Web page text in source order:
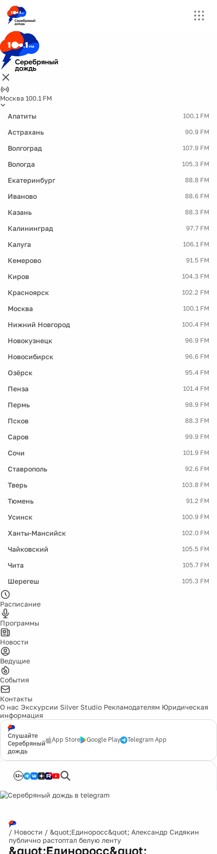
Москва 100.1 FM
Апатиты 100.1 FM
Астрахань 90.9 FM
Волгоград 107.9 FM
Вологда 105.3 FM
Екатеринбург 88.8 FM
Иваново 88.6 FM
Казань 88.3 FM
Калининград 97.7 FM
Калуга 106.1 FM
Кемерово 91.5 FM
Киров 104.3 FM
Красноярск 102.2 FM
Москва 100.1 FM
Нижний Новгород 100.4 FM
Новокузнецк 96.9 FM
Новосибирск 96.6 FM
Озёрск 95.4 FM
Пенза 101.4 FM
Пермь 98.9 FM
Псков 88.3 FM
Саров 99.9 FM
Сочи 101.9 FM
Ставрополь 92.6 FM
Тверь 103.8 FM
Тюмень 91.2 FM
Усинск 100.9 FM
Ханты-Мансийск 102.0 FM
Чайковский 105.5 FM
Чита 105.7 FM
Шерегеш 105.3 FM
Расписание
Программы
Новости
Ведущие
События
Контакты
О нас Экскурсии Silver Studio Рекламодателям Юридическая
информация
Слушайте
Серебряный
дождь
App Store Google Play Telegram App
12+
/ Новости / &quot;Единоросс&quot; Александр Сидякин
публично растоптал белую ленту
&quot;Единоросс&quot;